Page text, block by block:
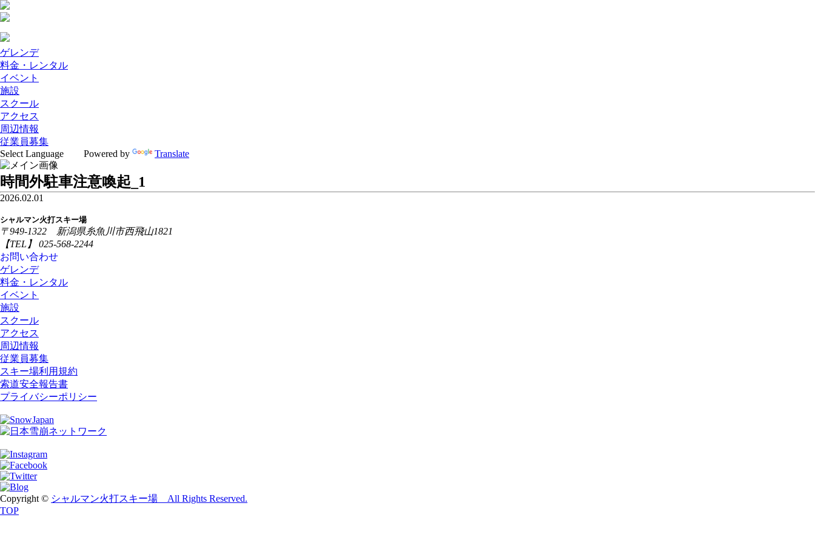
ゲレンデ
料金・レンタル
イベント
施設
スクール
アクセス
周辺情報
従業員募集
Powered by
Translate
時間外駐車注意喚起_1
2026.02.01
シャルマン火打スキー場
〒949-1322 新潟県糸魚川市西飛山1821
【TEL】 025-568-2244
お問い合わせ
ゲレンデ
料金・レンタル
イベント
施設
スクール
アクセス
周辺情報
従業員募集
スキー場利用規約
索道安全報告書
プライバシーポリシー
Copyright © シャルマン火打スキー場 All Rights Reserved.
TOP